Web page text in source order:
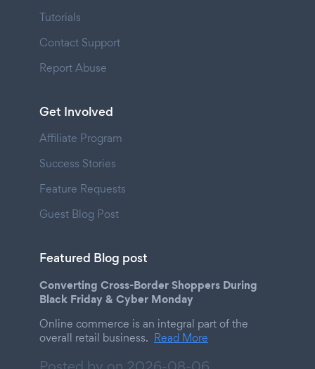
Tutorials
Contact Support
Report Abuse
Get Involved
Affiliate Program
Success Stories
Feature Requests
Guest Blog Post
Featured Blog post
Converting Cross-Border Shoppers During
Black Friday & Cyber Monday
Online commerce is an integral part of the
overall retail business. Read More